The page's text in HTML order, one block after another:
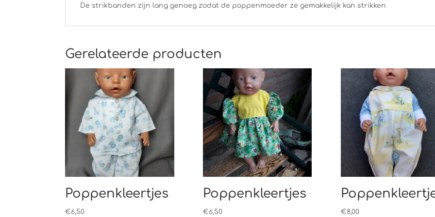
De strikbanden zijn lang genoeg zodat de poppenmoeder ze gemakkelijk kan strikken
Gerelateerde producten
Poppenkleertjes
€6,50
Poppenkleertjes
€6,50 €8,00